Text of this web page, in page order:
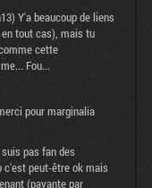
Y'a beaucoup de liens
tout cas), mais tu
cette
Fou...
pour marginalia
pas fan des
c'est peut-être ok mais
(payante par